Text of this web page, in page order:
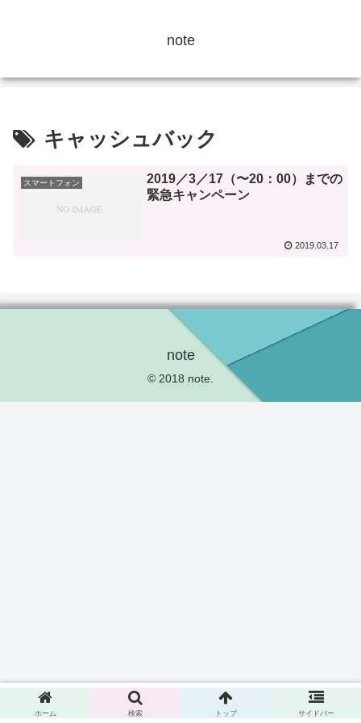
note
キャッシュバック
スマートフォン
2019／3／17（〜20：00）までの
緊急キャンペーン
2019.03.17
note
© 2018 note.
ホーム 検索 トップ サイドバー